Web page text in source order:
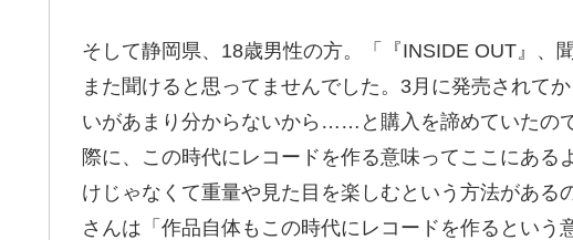
そして静岡県、18歳男性の方。「『INSIDE OUT』、
また聞けると思ってませんでした。3月に発売されて
いがあまり分からないから……と購入を諦めていたの
際に、この時代にレコードを作る意味ってここにあ
けじゃなくて重量や見た目を楽しむという方法があ
さんは「作品自体もこの時代にレコードを作るという